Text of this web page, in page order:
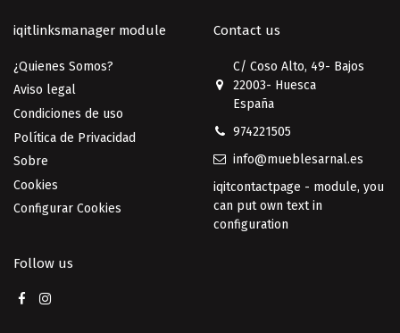
iqitlinksmanager module
¿Quienes Somos?
Aviso legal
Condiciones de uso
Política de Privacidad
Sobre
Cookies
Configurar Cookies
Contact us
C/ Coso Alto, 49- Bajos
22003- Huesca
España
974221505
info@mueblesarnal.es
iqitcontactpage - module, you
can put own text in
configuration
Follow us